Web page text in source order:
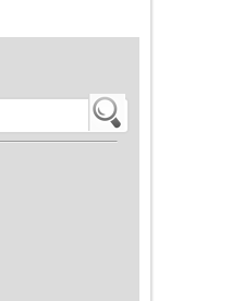
Intelligens gyurma